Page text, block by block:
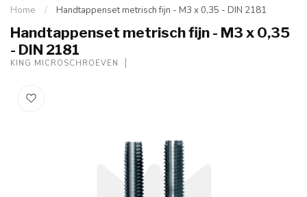
Home / Handtappenset metrisch fijn - M3 x 0,35 - DIN 2181
Handtappenset metrisch fijn - M3 x 0,35
- DIN 2181
KING MICROSCHROEVEN